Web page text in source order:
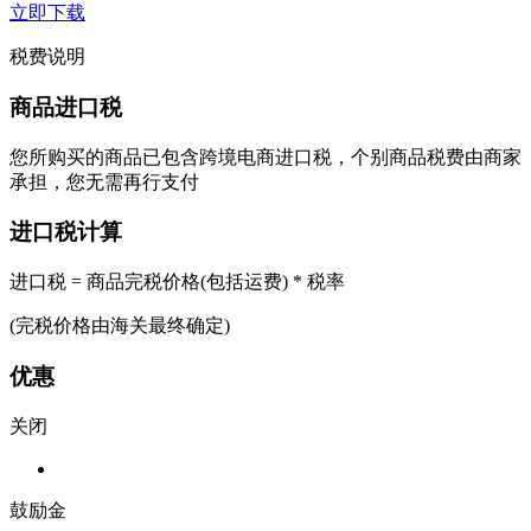
立即下载
税费说明
商品进口税
您所购买的商品已包含跨境电商进口税，个别商品税费由商家
承担，您无需再行支付
进口税计算
进口税 = 商品完税价格(包括运费) * 税率
(完税价格由海关最终确定)
优惠
关闭
鼓励金